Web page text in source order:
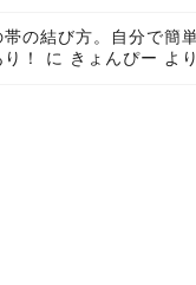
帯の結び方。自分で簡
！
に きょんぴー より